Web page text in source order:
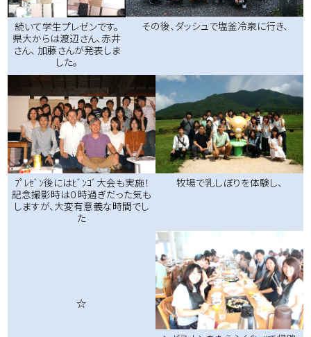
続いて学生プレゼンです。
県大からは渡辺さん、赤井
さん、 加藤さんが発表しま
した。
その後、ダッシュで塩釜冷泉に行き、
ﾌﾟﾚｾﾞﾝ後にはﾋﾞﾝｺﾞ大会も実施！
記念撮影時は０時過ぎだった気も
しますが、大変有意義な時間でし
た
牧場で乳しぼりを体験し、
☆